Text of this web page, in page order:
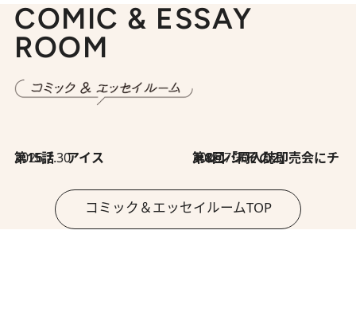
COMIC & ESSAY
ROOM
2026.7.30
第15話 アイス 2026.7.30
第8回「同人誌即売会にチャレンジ その2」
コミック＆エッセイルームTOP